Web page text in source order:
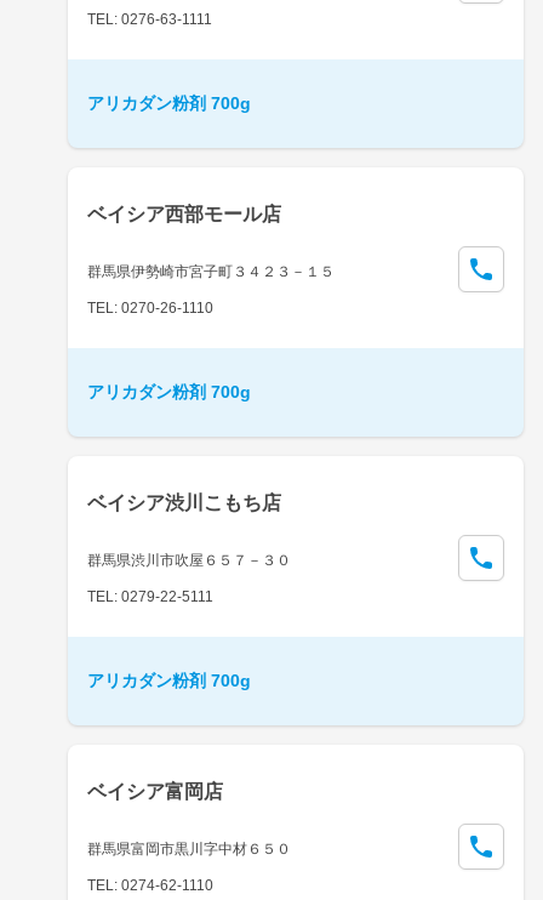
TEL: 0276-63-1111
アリカダン粉剤 700g
ベイシア西部モール店
群馬県伊勢崎市宮子町３４２３－１５
TEL: 0270-26-1110
アリカダン粉剤 700g
ベイシア渋川こもち店
群馬県渋川市吹屋６５７－３０
TEL: 0279-22-5111
アリカダン粉剤 700g
ベイシア富岡店
群馬県富岡市黒川字中材６５０
TEL: 0274-62-1110